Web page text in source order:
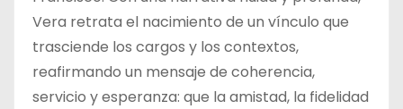
Vera retrata el nacimiento de un vínculo que
trasciende los cargos y los contextos,
reafirmando un mensaje de coherencia,
servicio y esperanza: que la amistad, la fidelidad